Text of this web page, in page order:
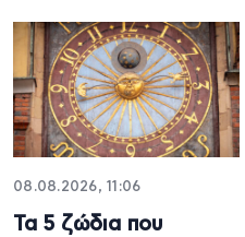
08.08.2026, 11:06
Τα 5 ζώδια που